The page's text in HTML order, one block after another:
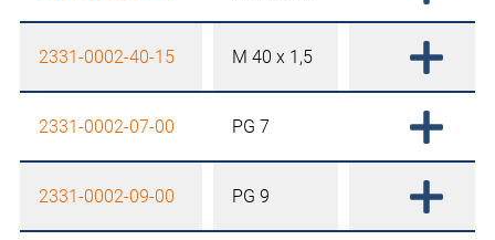
2331-0002-40-15 M 40 x 1,5
2331-0002-07-00 PG 7
2331-0002-09-00 PG 9